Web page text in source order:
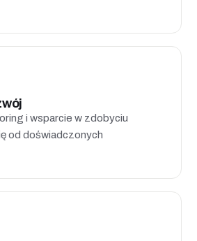
i wsparcie w zdobyciu
od doświadczonych